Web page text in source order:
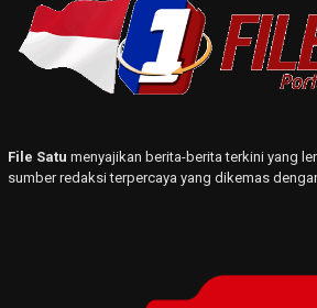
File Satu menyajikan berita-berita terkini yang
sumber redaksi terpercaya yang dikemas